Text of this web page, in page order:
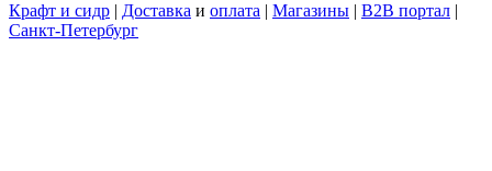
Крафт и сидр | Доставка и оплата | Магазины | B2B портал |
Санкт-Петербург